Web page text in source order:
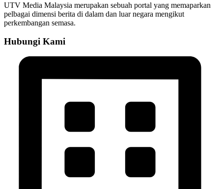
UTV Media Malaysia merupakan sebuah portal yang memaparkan
pelbagai dimensi berita di dalam dan luar negara mengikut
perkembangan semasa.
Hubungi Kami